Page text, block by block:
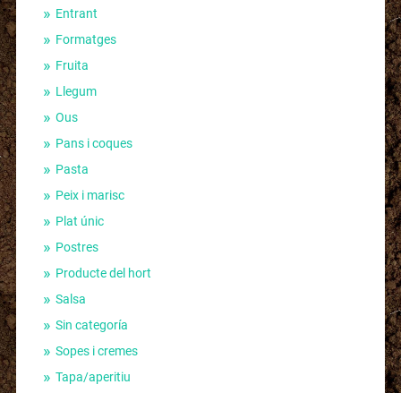
Entrant
Formatges
Fruita
Llegum
Ous
Pans i coques
Pasta
Peix i marisc
Plat únic
Postres
Producte del hort
Salsa
Sin categoría
Sopes i cremes
Tapa/aperitiu